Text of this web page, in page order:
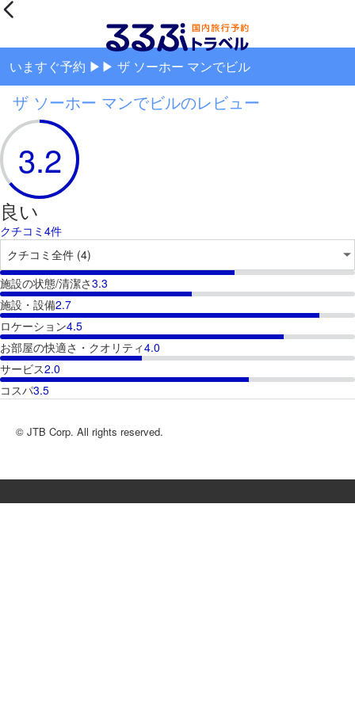
いますぐ予約 ▶▶ ザ ソーホー マンでビル
ザ ソーホー マンでビルのレビュー
3.2
良い
クチコミ4件
施設の状態/清潔さ3.3
施設・設備2.7
ロケーション4.5
お部屋の快適さ・クオリティ4.0
サービス2.0
コスパ3.5
© JTB Corp. All rights reserved.